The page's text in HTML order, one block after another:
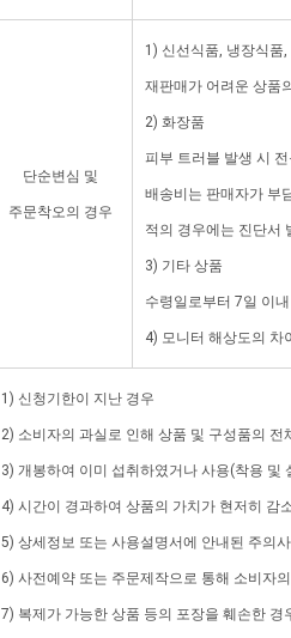
단순변심 및
주문착오의 경우
1) 신선식품, 냉장식품
재판매가 어려운 상품
2) 화장품
피부 트러블 발생 시
배송비는 판매자가 부
적의 경우에는 진단서
3) 기타 상품
수령일로부터 7일 이
4) 모니터 해상도의 차
1) 신청기한이 지난 경우
2) 소비자의 과실로 인해 상품 및 구성품의
3) 개봉하여 이미 섭취하였거나 사용(착용 및
4) 시간이 경과하여 상품의 가치가 현저히 감
5) 상세정보 또는 사용설명서에 안내된 주의
6) 사전예약 또는 주문제작으로 통해 소비자
7) 복제가 가능한 상품 등의 포장을 훼손한 경